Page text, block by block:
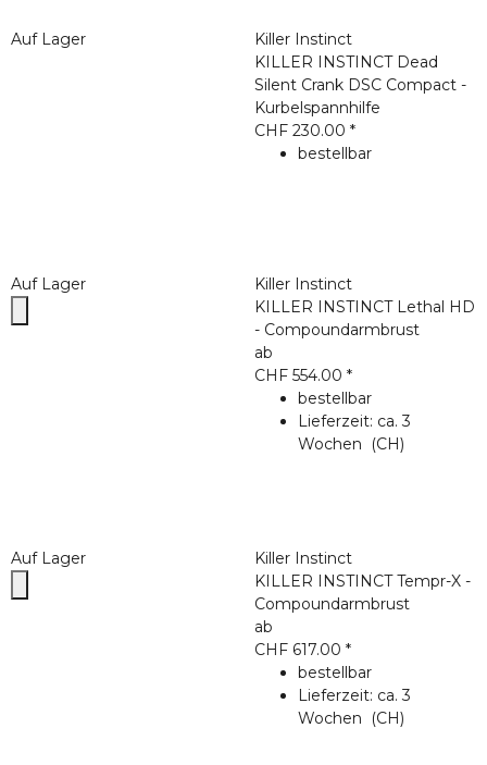
Auf Lager
Killer Instinct
KILLER INSTINCT Dead
Silent Crank DSC Compact -
Kurbelspannhilfe
CHF 230.00 *
bestellbar
Auf Lager
Killer Instinct
KILLER INSTINCT Lethal HD
- Compoundarmbrust
ab
CHF 554.00 *
bestellbar
Lieferzeit: ca. 3
Wochen
(CH)
Auf Lager
Killer Instinct
KILLER INSTINCT Tempr-X -
Compoundarmbrust
ab
CHF 617.00 *
bestellbar
Lieferzeit: ca. 3
Wochen
(CH)